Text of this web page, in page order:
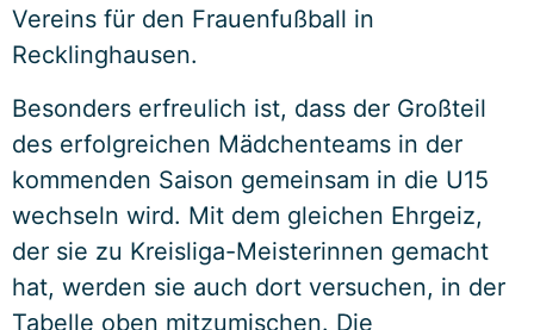
Vereins für den Frauenfußball in
Recklinghausen.
Besonders erfreulich ist, dass der Großteil
des erfolgreichen Mädchenteams in der
kommenden Saison gemeinsam in die U15
wechseln wird. Mit dem gleichen Ehrgeiz,
der sie zu Kreisliga-Meisterinnen gemacht
hat, werden sie auch dort versuchen, in der
Tabelle oben mitzumischen. Die